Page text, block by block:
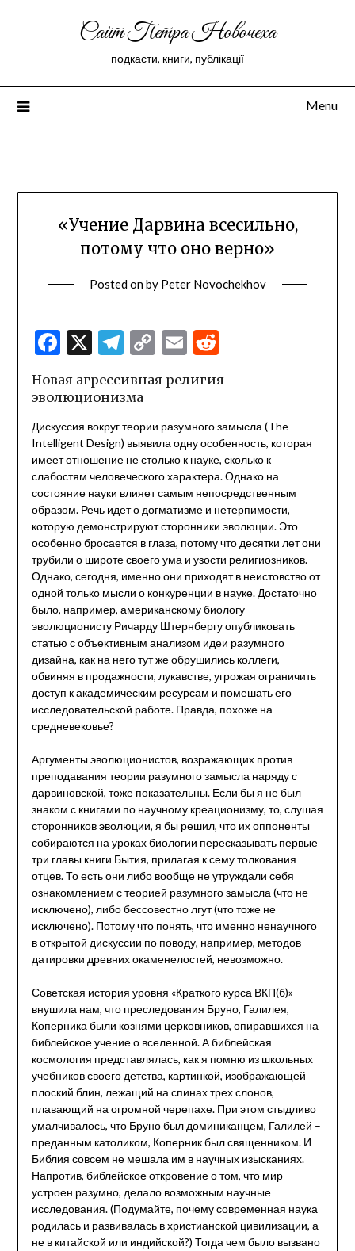
Сайт Петра Новочеха
подкасти, книги, публікації
Menu
«Учение Дарвина всесильно,
потому что оно верно»
Posted onby Peter Novochekhov
Facebook
X Telegram
Copy
EmailReddit
Новая агрессивная религия
эволюционизма
Дискуссия вокруг теории разумного замысла (The
Intelligent Design) выявила одну особенность, которая
имеет отношение не столько к науке, сколько к
слабостям человеческого характера. Однако на
состояние науки влияет самым непосредственным
образом. Речь идет о догматизме и нетерпимости,
которую демонстрируют сторонники эволюции. Это
особенно бросается в глаза, потому что десятки лет они
трубили о широте своего ума и узости религиозников.
Однако, сегодня, именно они приходят в неистовство от
одной только мысли о конкуренции в науке. Достаточно
было, например, американскому биологу-
эволюционисту Ричарду Штернбергу опубликовать
статью с объективным анализом идеи разумного
дизайна, как на него тут же обрушились коллеги,
обвиняя в продажности, лукавстве, угрожая ограничить
доступ к академическим ресурсам и помешать его
исследовательской работе. Правда, похоже на
средневековье?
Аргументы эволюционистов, возражающих против
преподавания теории разумного замысла наряду с
дарвиновской, тоже показательны. Если бы я не был
знаком с книгами по научному креационизму, то, слушая
сторонников эволюции, я бы решил, что их оппоненты
собираются на уроках биологии пересказывать первые
три главы книги Бытия, прилагая к сему толкования
отцев. То есть они либо вообще не утруждали себя
ознакомлением с теорией разумного замысла (что не
исключено), либо бессовестно лгут (что тоже не
исключено). Потому что понять, что именно ненаучного
в открытой дискуссии по поводу, например, методов
датировки древних окаменелостей, невозможно.
Советская история уровня «Краткого курса ВКП(б)»
внушила нам, что преследования Бруно, Галилея,
Коперника были кознями церковников, опиравшихся на
библейское учение о вселенной. А библейская
космология представлялась, как я помню из школьных
учебников своего детства, картинкой, изображающей
плоский блин, лежащий на спинах трех слонов,
плавающий на огромной черепахе. При этом стыдливо
умалчивалось, что Бруно был доминиканцем, Галилей –
преданным католиком, Коперник был священником. И
Библия совсем не мешала им в научных изысканиях.
Напротив, библейское откровение о том, что мир
устроен разумно, делало возможным научные
исследования. (Подумайте, почему современная наука
родилась и развивалась в христианской цивилизации, а
не в китайской или индийской?) Тогда чем было вызвано